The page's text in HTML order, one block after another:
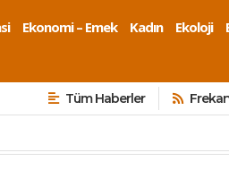
Ekonomi – Emek Kadın Ekoloji
Tüm Haberler